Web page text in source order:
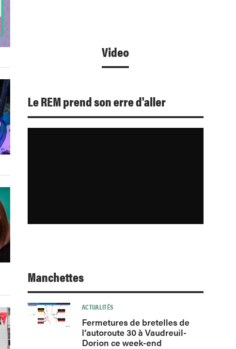
Video
Le REM prend son erre d'aller
Manchettes
ACTUALITÉS
Fermetures de bretelles de
l’autoroute 30 à Vaudreuil-
Dorion ce week-end